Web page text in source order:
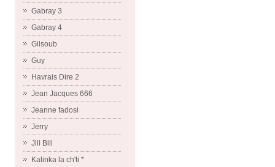
Gabray 3
Gabray 4
Gilsoub
Guy
Havrais Dire 2
Jean Jacques 666
Jeanne fadosi
Jerry
Jill Bill
Kalinka la ch'ti *